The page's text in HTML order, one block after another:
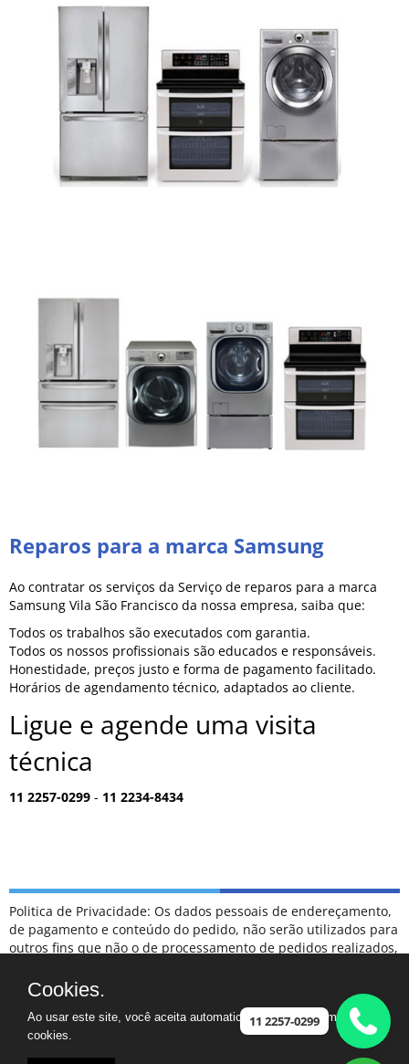
Reparos para a marca Samsung
Ao contratar os serviços da Serviço de reparos para a marca
Samsung Vila São Francisco da nossa empresa, saiba que:
Todos os trabalhos são executados com garantia.
Todos os nossos profissionais são educados e responsáveis.
Honestidade, preços justo e forma de pagamento facilitado.
Horários de agendamento técnico, adaptados ao cliente.
Ligue e agende uma visita
técnica
11 2257-0299 - 11 2234-8434
Politica de Privacidade: Os dados pessoais de endereçamento,
de pagamento e conteúdo do pedido, não serão utilizados para
outros fins que não o de processamento de pedidos realizados,
para terceiros em hipótese alguma.
ESCLARECIMENTOS: NÃO FAZEMOS PARTE DA RELAÇÃO DE
POSTOS DE ATENDIMENTO CREDENCIADOS COMO
AUTORIZADOS DA MARCA SAMSUNG.
CASO TENHA UM ELETRODOMÉSTICO FORA DA GARANTIA,
11 2257-0299
Cookies.
Ao usar este site, você aceita automaticamente que usamos
cookies.